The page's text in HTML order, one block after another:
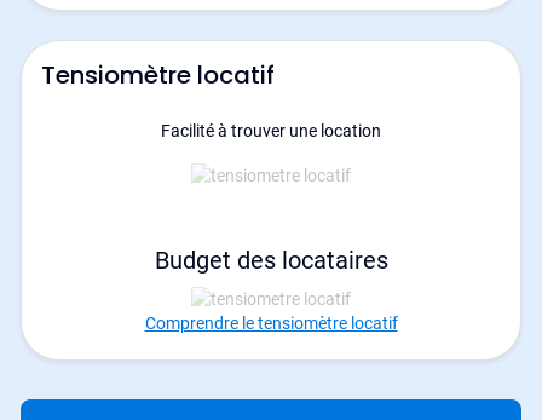
Tensiomètre locatif
Facilité à trouver une location
Budget des locataires
Comprendre le tensiomètre locatif